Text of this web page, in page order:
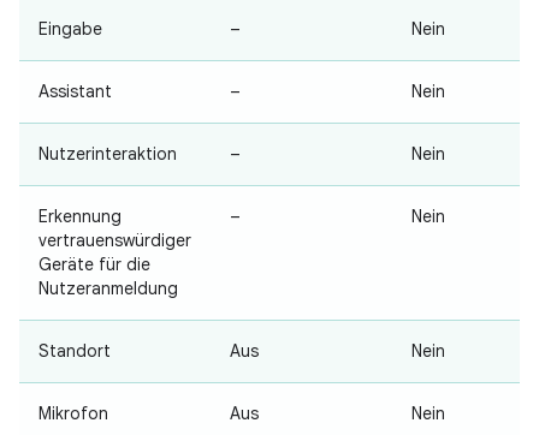
Eingabe – Nein
Assistant – Nein
Nutzerinteraktion – Nein
Erkennung
vertrauenswürdiger
Geräte für die
Nutzeranmeldung
– Nein
Standort Aus Nein
Mikrofon Aus Nein